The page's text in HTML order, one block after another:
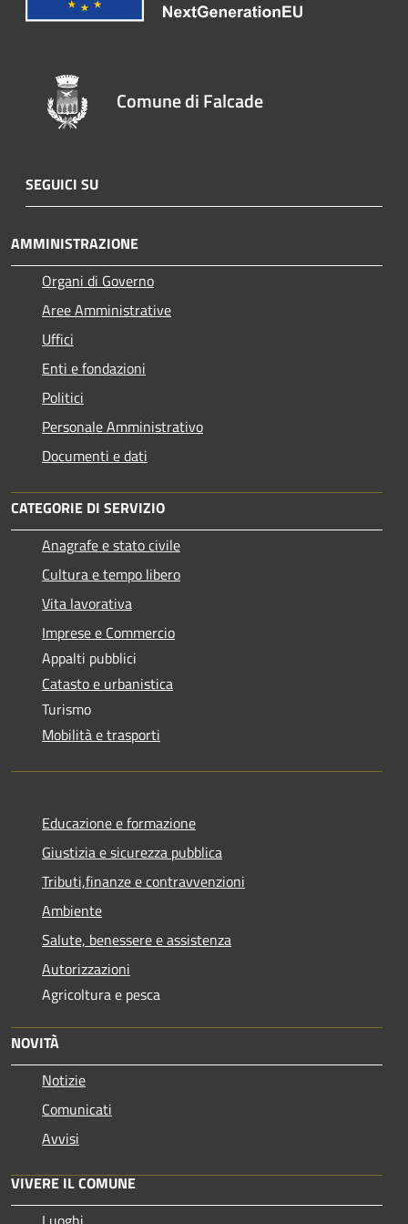
Comune di Falcade
SEGUICI SU
AMMINISTRAZIONE
Organi di Governo
Aree Amministrative
Uffici
Enti e fondazioni
Politici
Personale Amministrativo
Documenti e dati
CATEGORIE DI SERVIZIO
Anagrafe e stato civile
Cultura e tempo libero
Vita lavorativa
Imprese e Commercio
Appalti pubblici
Catasto e urbanistica
Turismo
Mobilità e trasporti
Educazione e formazione
Giustizia e sicurezza pubblica
Tributi,finanze e contravvenzioni
Ambiente
Salute, benessere e assistenza
Autorizzazioni
Agricoltura e pesca
NOVITÀ
Notizie
Comunicati
Avvisi
VIVERE IL COMUNE